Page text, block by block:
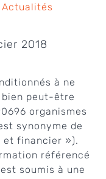
Actualités
2018
à ne
bien peut-être
organismes
synonyme de
et financier »).
référencé
soumis à une